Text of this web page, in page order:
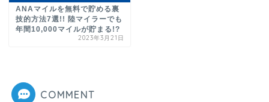
ANAマイルを無料で貯める裏
技的方法7選!! 陸マイラーでも
年間10,000マイルが貯まる!?
2023年3月21日
COMMENT